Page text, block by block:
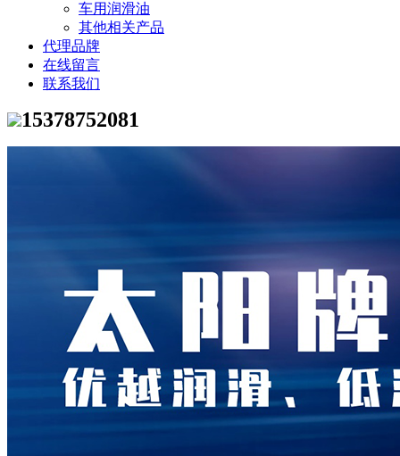
车用润滑油
其他相关产品
代理品牌
在线留言
联系我们
15378752081